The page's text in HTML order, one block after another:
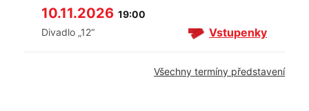
10.11.2026 19:00
Divadlo „12“
Vstupenky
Všechny termíny představení